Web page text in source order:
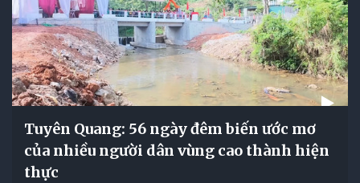
Tuyên Quang: 56 ngày đêm biến ước mơ
của nhiều người dân vùng cao thành hiện
thực